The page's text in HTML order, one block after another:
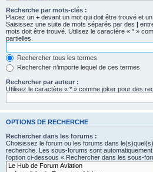
Recherche par mots-clés :
Placez un + devant un mot qui doit être trouvé et un
Saisissez une suite de mots séparés par des |
mots doit être trouvé. Utilisez le caractère « * »
partielles.
Rechercher tous les termes
Rechercher n’importe lequel de ces termes
Rechercher par auteur :
Utilisez le caractère « * » comme joker pour des
OPTIONS DE RECHERCHE
Rechercher dans les forums :
Choisissez le forum ou les forums dans
recherche. Les sous-forums sont
l’option ci-dessous « Rechercher dans les sous-